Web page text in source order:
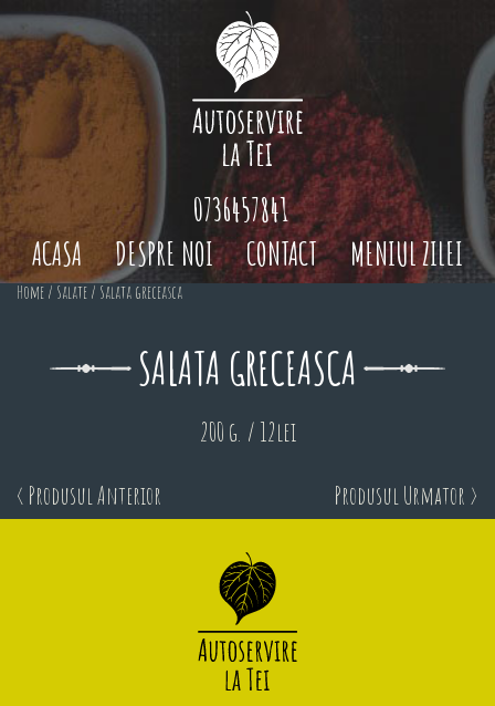
ACASA DESPRE NOI CONTACT MENIUL ZILEI
0736457841
Home / Salate / Salata greceasca
SALATA GRECEASCA
200 g. / 12lei
< Produsul Anterior Produsul Urmator >